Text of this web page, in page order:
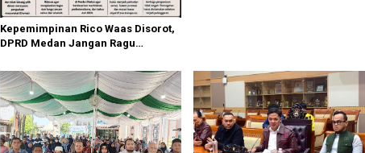
Kepemimpinan Rico Waas Disorot,
DPRD Medan Jangan Ragu